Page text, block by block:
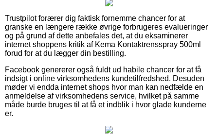
Trustpilot forærer dig faktisk fornemme chancer for at
granske en længere række øvrige forbrugeres evalueringer
og på grund af dette anbefales det, at du eksaminerer
internet shoppens kritik af Kema Kontaktrensspray 500ml
forud for at du lægger din bestilling.
Facebook genererer også fuldt ud habile chancer for at få
indsigt i online virksomhedens kundetilfredshed. Desuden
møder vi endda internet shops hvor man kan nedfælde en
anmeldelse af virksomhedens service, hvilket på samme
måde burde bruges til at få et indblik i hvor glade kunderne
er.